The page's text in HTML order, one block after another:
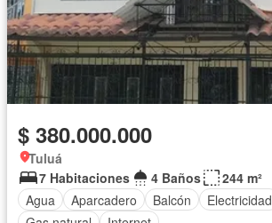
$ 380.000.000
Tuluá
7 Habitaciones
4 Baños
244 m²
Agua
Aparcadero Balcón Electricidad